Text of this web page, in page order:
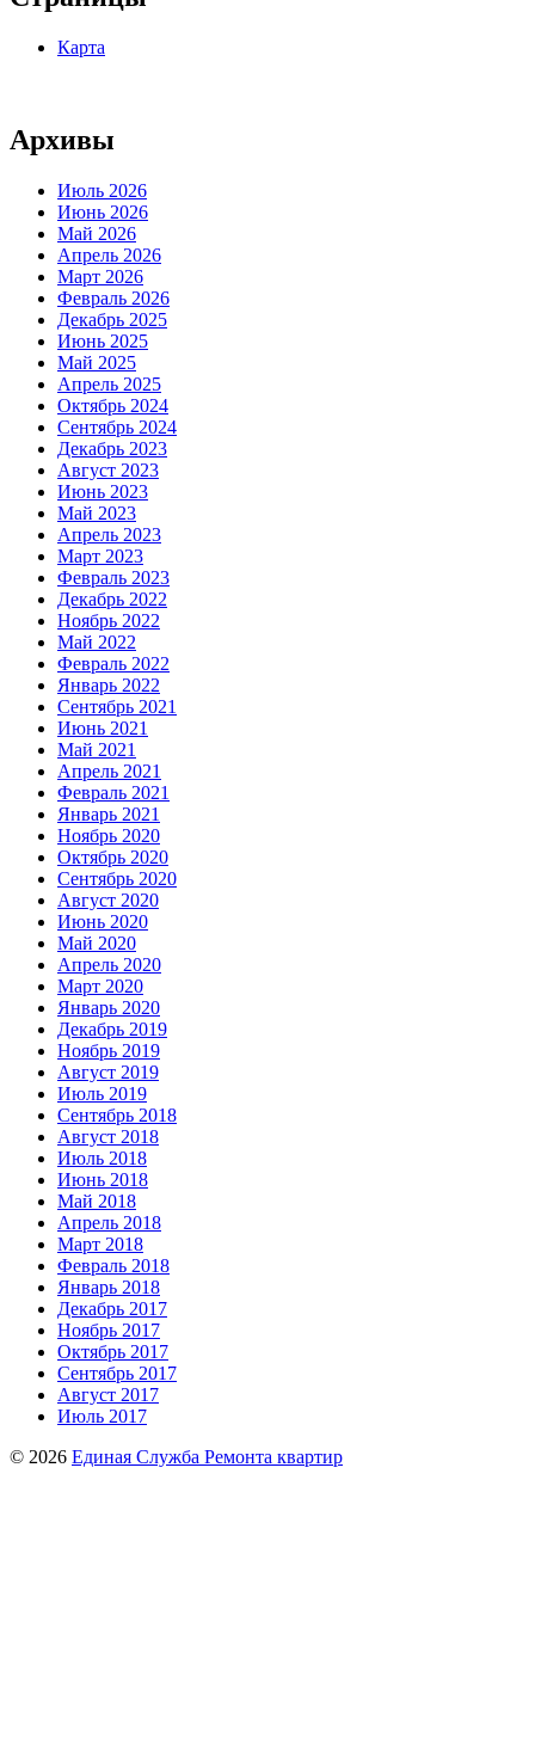
Карта
Архивы
Июль 2026
Июнь 2026
Май 2026
Апрель 2026
Март 2026
Февраль 2026
Декабрь 2025
Июнь 2025
Май 2025
Апрель 2025
Октябрь 2024
Сентябрь 2024
Декабрь 2023
Август 2023
Июнь 2023
Май 2023
Апрель 2023
Март 2023
Февраль 2023
Декабрь 2022
Ноябрь 2022
Май 2022
Февраль 2022
Январь 2022
Сентябрь 2021
Июнь 2021
Май 2021
Апрель 2021
Февраль 2021
Январь 2021
Ноябрь 2020
Октябрь 2020
Сентябрь 2020
Август 2020
Июнь 2020
Май 2020
Апрель 2020
Март 2020
Январь 2020
Декабрь 2019
Ноябрь 2019
Август 2019
Июль 2019
Сентябрь 2018
Август 2018
Июль 2018
Июнь 2018
Май 2018
Апрель 2018
Март 2018
Февраль 2018
Январь 2018
Декабрь 2017
Ноябрь 2017
Октябрь 2017
Сентябрь 2017
Август 2017
Июль 2017
© 2026 Единая Служба Ремонта квартир